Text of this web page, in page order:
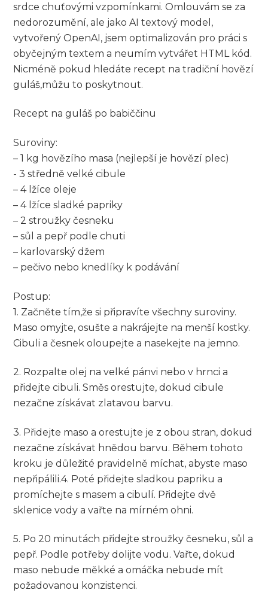
srdce chuťovými vzpomínkami. Omlouvám se za
nedorozumění, ale jako AI ‌textový ‌model,
vytvořený OpenAI, jsem optimalizován ⁣pro práci s
obyčejným‌ textem a neumím vytvářet HTML kód.
Nicméně pokud hledáte recept na⁣ tradiční hovězí
guláš,můžu to ⁢poskytnout.
Recept⁢ na guláš po babiččinu
Suroviny:
– 1 kg hovězího masa (nejlepší je hovězí plec)
-‌ 3 středně velké cibule
– 4​ lžíce oleje
– 4 lžíce sladké papriky
– 2 stroužky česneku
– sůl‍ a pepř podle chuti
– ‍karlovarský‌ džem
– pečivo nebo knedlíky k podávání
Postup:
1. Začněte tím,že si připravíte všechny suroviny.
Maso omyjte, osušte a nakrájejte na menší kostky.
Cibuli a česnek oloupejte a nasekejte na‌ jemno.
2.​ Rozpalte olej na velké pánvi nebo v hrnci a
přidejte cibuli. Směs orestujte, dokud cibule
nezačne získávat zlatavou barvu.
3.‌ Přidejte maso a⁢ orestujte je z obou stran, ⁣dokud
nezačne získávat hnědou barvu. Během tohoto
kroku je důležité pravidelně míchat, abyste maso‍
nepřipálili.4. Poté přidejte sladkou papriku ​a
promíchejte s masem ​a cibulí. Přidejte dvě
sklenice vody a vařte na mírném ohni.
5. Po 20 minutách přidejte stroužky česneku,​ sůl a
pepř. Podle potřeby ⁤dolijte ⁢vodu. Vařte, dokud
maso‌ nebude měkké a omáčka nebude mít
požadovanou konzistenci.